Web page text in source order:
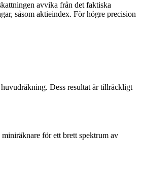
avvika från det faktiska
såsom aktieindex. För högre precision
Dess resultat är tillräckligt
för ett brett spektrum av